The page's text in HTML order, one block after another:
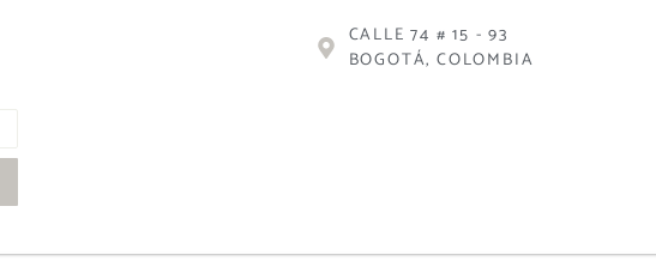
CALLE 74 # 15 - 93
BOGOTÁ, COLOMBIA